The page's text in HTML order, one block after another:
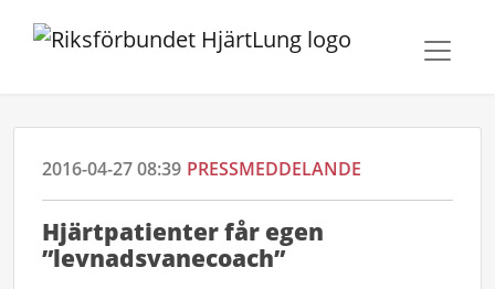
2016-04-27 08:39 PRESSMEDDELANDE
Hjärtpatienter får egen
”levnadsvanecoach”